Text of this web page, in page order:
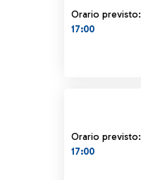
Orario previsto:
17:00
Orario previsto:
17:00